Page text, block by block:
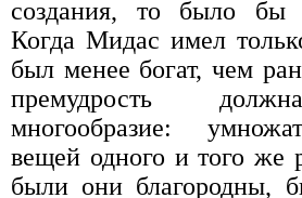
создания, то было бы
Когда Мидас имел
был менее богат, чем
премудрость
многообразие:
вещей одного и того же
были они благородны,